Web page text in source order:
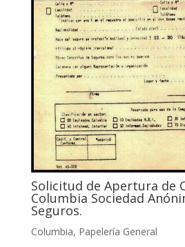
Solicitud de Apertura de
Columbia Sociedad
Seguros.
Columbia, Papelería General